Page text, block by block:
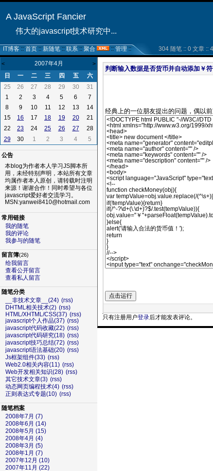
A JavaScript Fancier
伟大的javascript技术研究中...
IT博客 :: 首页 :: 新随笔 :: 联系 :: 聚合 :: 管理 :: 304 随笔 :: 0 文章 ::
< 2007年4月 >
日 一 二 三 四 五
六
25
26 27 28 29 30
31
1
2 3 4 5 6
7
8
9 10 11 12 13
14
15
16 17 18 19 20
21
22
23 24 25 26 27 28
29 30 1 2 3 4 5
公告
本blog为作者本人学习JS脚本所
用，未经特别声明，本站所有文章
均属作者本人原创，请转载时注明
来源！谢谢合作！同时希望与各位
javascript爱好者交流学习。
MSN:yanwei8410@hotmail.com
常用链接
我的随笔
我的评论
我参与的随笔
留言簿(26)
给我留言
查看公开留言
查看私人留言
随笔分类
__非技术文章__(24) (rss)
DHTML相关技术(2) (rss)
HTML/XHTML/CSS(37) (rss)
javascript个人作品(37) (rss)
javascript代码收藏(22) (rss)
javascript代码研究(18) (rss)
javascript技巧总结(72) (rss)
javascript语法基础(20) (rss)
Js框架组件(33) (rss)
Web2.0相关内容(11) (rss)
Web开发相关知识(28) (rss)
其它技术文章(3) (rss)
动态网页编程技术(4) (rss)
正则表达式专题(10) (rss)
随笔档案
2008年7月 (7)
2008年6月 (14)
2008年5月 (15)
2008年4月 (4)
2008年3月 (5)
2008年1月 (7)
2007年12月 (10)
2007年11月 (22)
判断输入数据是否货币并自动添加￥
经典上的一位朋友提出的问题，偶以
只有注册用户登录后才能发表评论。
51La